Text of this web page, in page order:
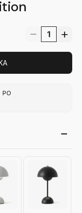
PO